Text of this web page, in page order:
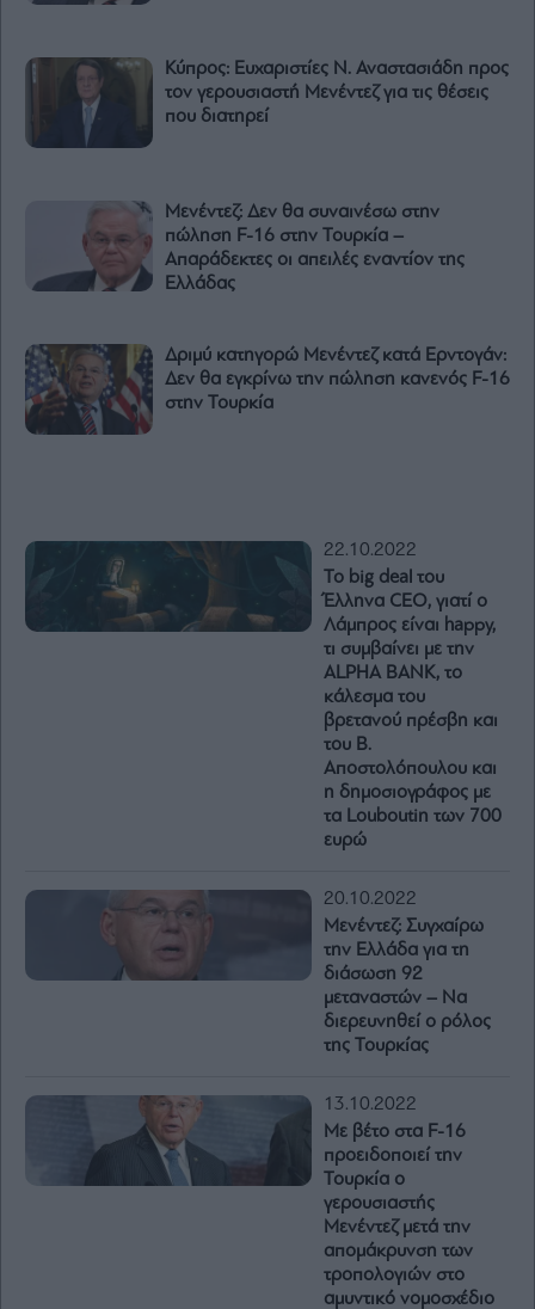
Κύπρος: Ευχαριστίες Ν. Αναστασιάδη προς
τον γερουσιαστή Μενέντεζ για τις θέσεις
που διατηρεί
Μενέντεζ: Δεν θα συναινέσω στην
πώληση F-16 στην Τουρκία –
Απαράδεκτες οι απειλές εναντίον της
Ελλάδας
Δριμύ κατηγορώ Μενέντεζ κατά Ερντογάν:
Δεν θα εγκρίνω την πώληση κανενός F-16
στην Τουρκία
22.10.2022
Το big deal του
Έλληνα CEO, γιατί ο
Λάμπρος είναι happy,
τι συμβαίνει με την
ALPHA BANK, το
κάλεσμα του
βρετανού πρέσβη και
του Β.
Αποστολόπουλου και
η δημοσιογράφος με
τα Louboutin των 700
ευρώ
20.10.2022
Μενέντεζ: Συγχαίρω
την Ελλάδα για τη
διάσωση 92
μεταναστών – Να
διερευνηθεί ο ρόλος
της Τουρκίας
13.10.2022
Με βέτο στα F-16
προειδοποιεί την
Τουρκία ο
γερουσιαστής
Μενέντεζ μετά την
απομάκρυνση των
τροπολογιών στο
αμυντικό νομοσχέδιο